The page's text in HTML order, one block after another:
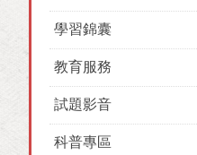
學習錦囊
教育服務
試題影音
科普專區